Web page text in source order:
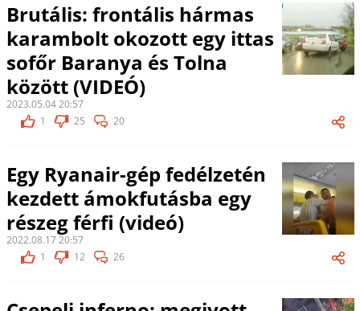
Brutális: frontális hármas
karambolt okozott egy ittas
sofőr Baranya és Tolna
között (VIDEÓ)
2023.05.04 20:57
1
25 20
Egy Ryanair-gép fedélzetén
kezdett ámokfutásba egy
részeg férfi (videó)
2022.08.17 20:57
1
12 26